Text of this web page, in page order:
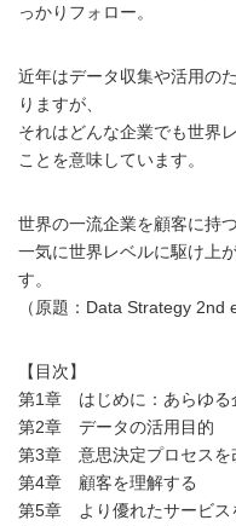
っかりフォロー。
近年はデータ収集や活用の
りますが、
それはどんな企業でも世界
ことを意味しています。
世界の一流企業を顧客に持つ
一気に世界レベルに駆け上
す。
（原題：Data Strategy 2nd
【目次】
第1章 はじめに：あらゆる
第2章 データの活用目的
第3章 意思決定プロセスを
第4章 顧客を理解する
第5章 より優れたサービス